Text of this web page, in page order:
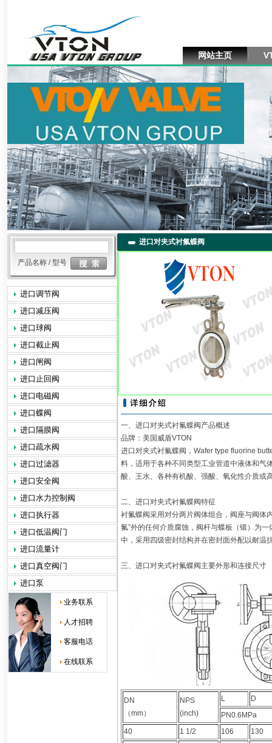
网站主页
产品名称 / 型号
进口调节阀
进口减压阀
进口球阀
进口截止阀
进口闸阀
进口止回阀
进口电磁阀
进口蝶阀
进口隔膜阀
进口疏水阀
进口过滤器
进口安全阀
进口水力控制阀
进口执行器
进口低温阀门
进口流量计
进口真空阀门
进口泵
业务联系
人才招聘
客服电话
在线联系
进口对夹式衬氟蝶阀
一、进口对夹式衬氟蝶阀产品概述
品牌：美国威盾VTON
进口对夹式衬氟蝶阀，Wafer type fluorine
料，适用于各种不同类型工业管道中液体和气
酸、王水、各种有机酸、强酸、氧化性介质或
二、进口对夹式衬氟蝶阀特征
衬氟蝶阀采用对分两片阀体组合，阀座与阀体
氟”外的任何介质腐蚀，阀杆与蝶板（锻）为
中，采用四级密封结构并在密封面外配以耐温
三、进口对夹式衬氟蝶阀主要外形和连接尺寸
DN
（mm）
NPS
(inch)
L
D
PN0.6MPa
40
1 1/2 106
130